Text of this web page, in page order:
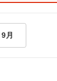
9月